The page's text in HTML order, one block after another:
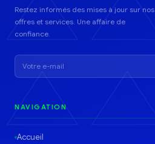
Restez informés des mises à jour sur nos
offres et services. Une affaire de
confiance.
NAVIGATION
Accueil